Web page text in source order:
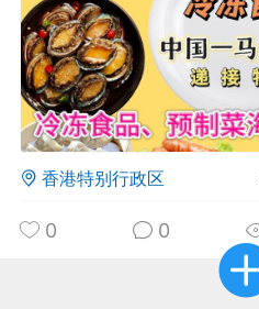
洛杉矶热点 娱乐八卦
香港特别行政区
0 0